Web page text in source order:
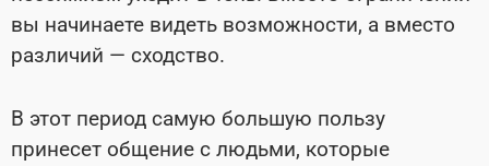
вы начинаете видеть возможности, а вместо
различий — сходство.
В этот период самую большую пользу
принесет общение с людьми, которые